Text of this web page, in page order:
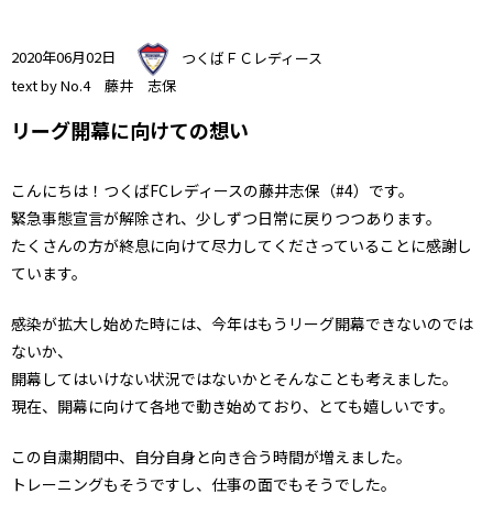
2020年06月02日
つくばＦＣレディース
text by No.4 藤井 志保
リーグ開幕に向けての想い
こんにちは！つくばFCレディースの藤井志保（#4）です。
緊急事態宣言が解除され、少しずつ日常に戻りつつあります。
たくさんの方が終息に向けて尽力してくださっていることに感謝し
ています。
感染が拡大し始めた時には、今年はもうリーグ開幕できないのでは
ないか、
開幕してはいけない状況ではないかとそんなことも考えました。
現在、開幕に向けて各地で動き始めており、とても嬉しいです。
この自粛期間中、自分自身と向き合う時間が増えました。
トレーニングもそうですし、仕事の面でもそうでした。